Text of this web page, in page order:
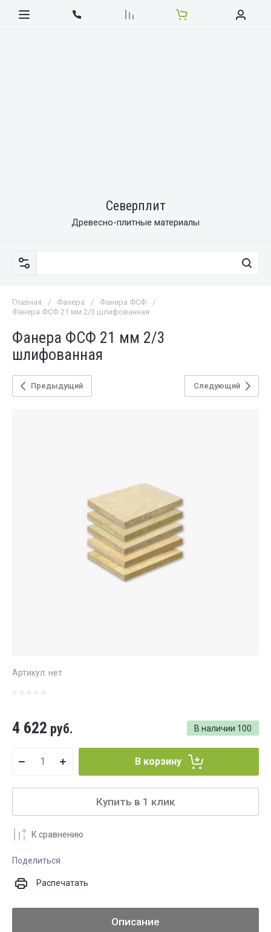
Северплит
Древесно-плитные материалы
Главная / Фанера / Фанера ФСФ
/
Фанера ФСФ 21 мм 2/3 шлифованная
Фанера ФСФ 21 мм 2/3
шлифованная
Предыдущий Следующий
Артикул: нет
В наличии 100
4 622 руб.
В корзину
Купить в 1 клик
К сравнению
Поделиться
Распечатать
Описание